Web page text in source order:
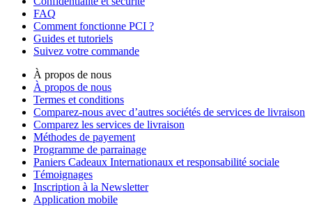
FAQ
Comment fonctionne PCI ?
Guides et tutoriels
Suivez votre commande
À propos de nous
À propos de nous
Termes et conditions
Comparez-nous avec d’autres sociétés de services de livraison
Comparez les services de livraison
Méthodes de payement
Programme de parrainage
Paniers Cadeaux Internationaux et responsabilité sociale
Témoignages
Inscription à la Newsletter
Application mobile